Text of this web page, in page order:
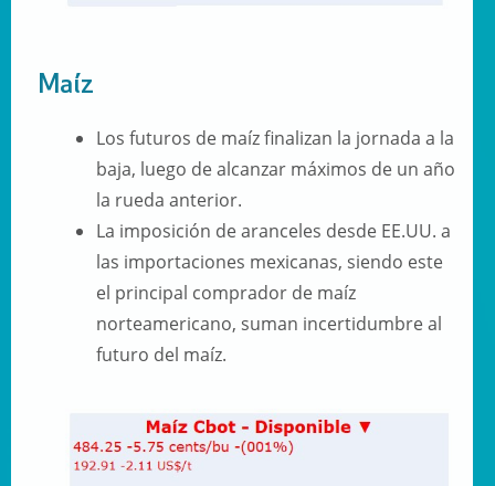
Maíz
Los futuros de maíz finalizan la jornada a la
baja, luego de alcanzar máximos de un año
la rueda anterior.
La imposición de aranceles desde EE.UU. a
las importaciones mexicanas, siendo este
el principal comprador de maíz
norteamericano, suman incertidumbre al
futuro del maíz.